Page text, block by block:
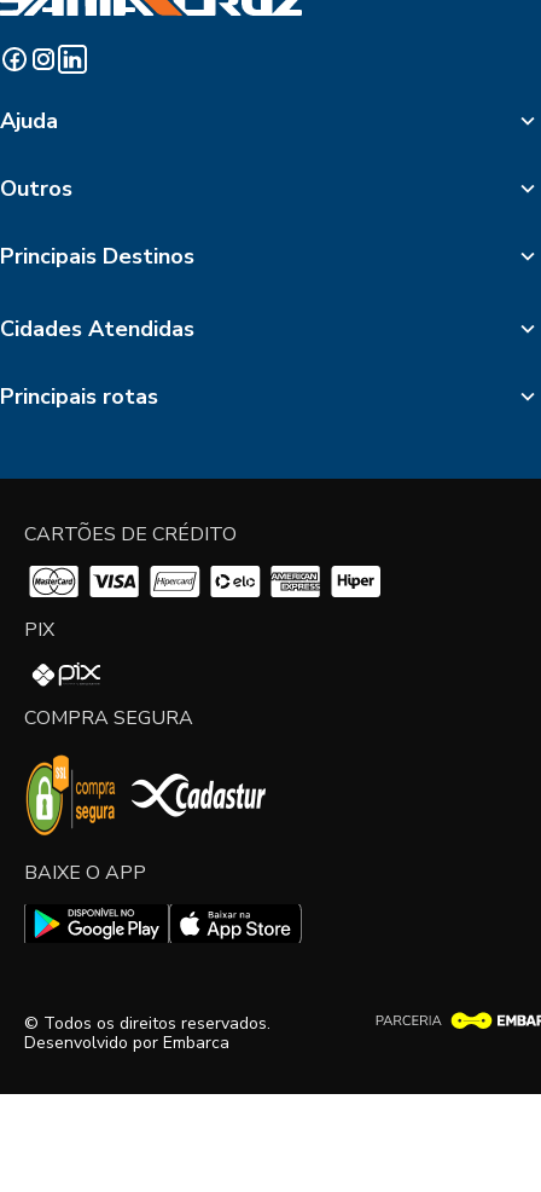
Ajuda
Outros
Principais Destinos
Cidades Atendidas
Principais rotas
CARTÕES DE CRÉDITO
PIX
COMPRA SEGURA
BAIXE O APP
© Todos os direitos reservados.
Desenvolvido por Embarca